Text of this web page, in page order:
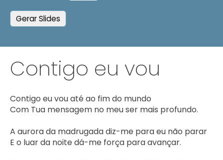
Gerar Slides
Contigo eu vou
Contigo eu vou até ao fim do mundo
Com Tua mensagem no meu ser mais profundo.
A aurora da madrugada diz-me para eu não parar
E o luar da noite dá-me força para avançar.